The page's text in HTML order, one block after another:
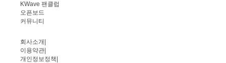
KWave 팬클럽
오픈보드
커뮤니티
회사소개
이용약관
개인정보정책